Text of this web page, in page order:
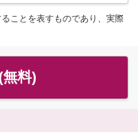
ことを表すものであり、実際
料)